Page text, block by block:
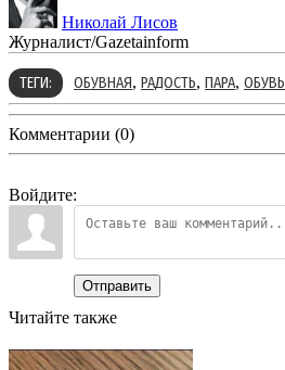
Николай Лисов
Журналист/Gazetainform
ТЕГИ: ОБУВНАЯ, РАДОСТЬ, ПАРА, ОБУВЬ
Комментарии (0)
Войдите:
Отправить
Читайте также